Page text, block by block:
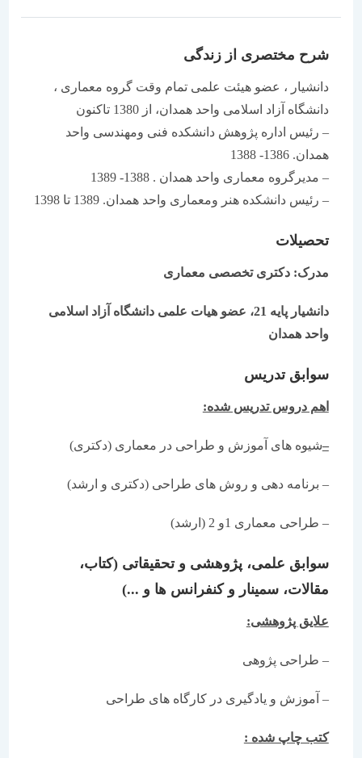
شرح مختصری از زندگی
دانشیار ، عضو هیئت علمی تمام وقت گروه معماری ،
دانشگاه آزاد اسلامی واحد همدان، از 1380 تاکنون
– رئیس اداره پژوهش دانشکده فنی ومهندسی واحد
همدان. 1386- 1388
– مدیرگروه معماری واحد همدان . 1388- 1389
– رئیس دانشکده هنر ومعماری واحد همدان. 1389 تا 1398
تحصیلات
مدرک: دکتری تخصصی معماری
دانشیار پایه 21، عضو هیات علمی دانشگاه آزاد اسلامی
واحد همدان
سوابق تدریس
اهم دروس تدریس شده:
شیوه های آموزش و طراحی در معماری (دکتری)
– برنامه دهی و روش های طراحی (دکتری و ارشد)
– طراحی معماری 1و 2 (ارشد)
سوابق علمی، پژوهشی و تحقیقاتی (کتاب،
مقالات، سمینار و کنفرانس ها و ...)
علایق پژوهشی:
– طراحی پژوهی
– آموزش و یادگیری در کارگاه های طراحی
کتب چاپ شده :